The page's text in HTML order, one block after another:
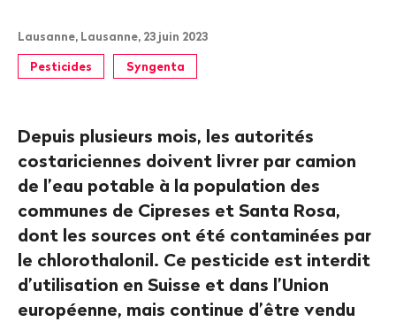
Lausanne, Lausanne, 23 juin 2023
Pesticides Syngenta
Depuis plusieurs mois, les autorités
costariciennes doivent livrer par camion
de l’eau potable à la population des
communes de Cipreses et Santa Rosa,
dont les sources ont été contaminées par
le chlorothalonil. Ce pesticide est interdit
d’utilisation en Suisse et dans l’Union
européenne, mais continue d’être vendu